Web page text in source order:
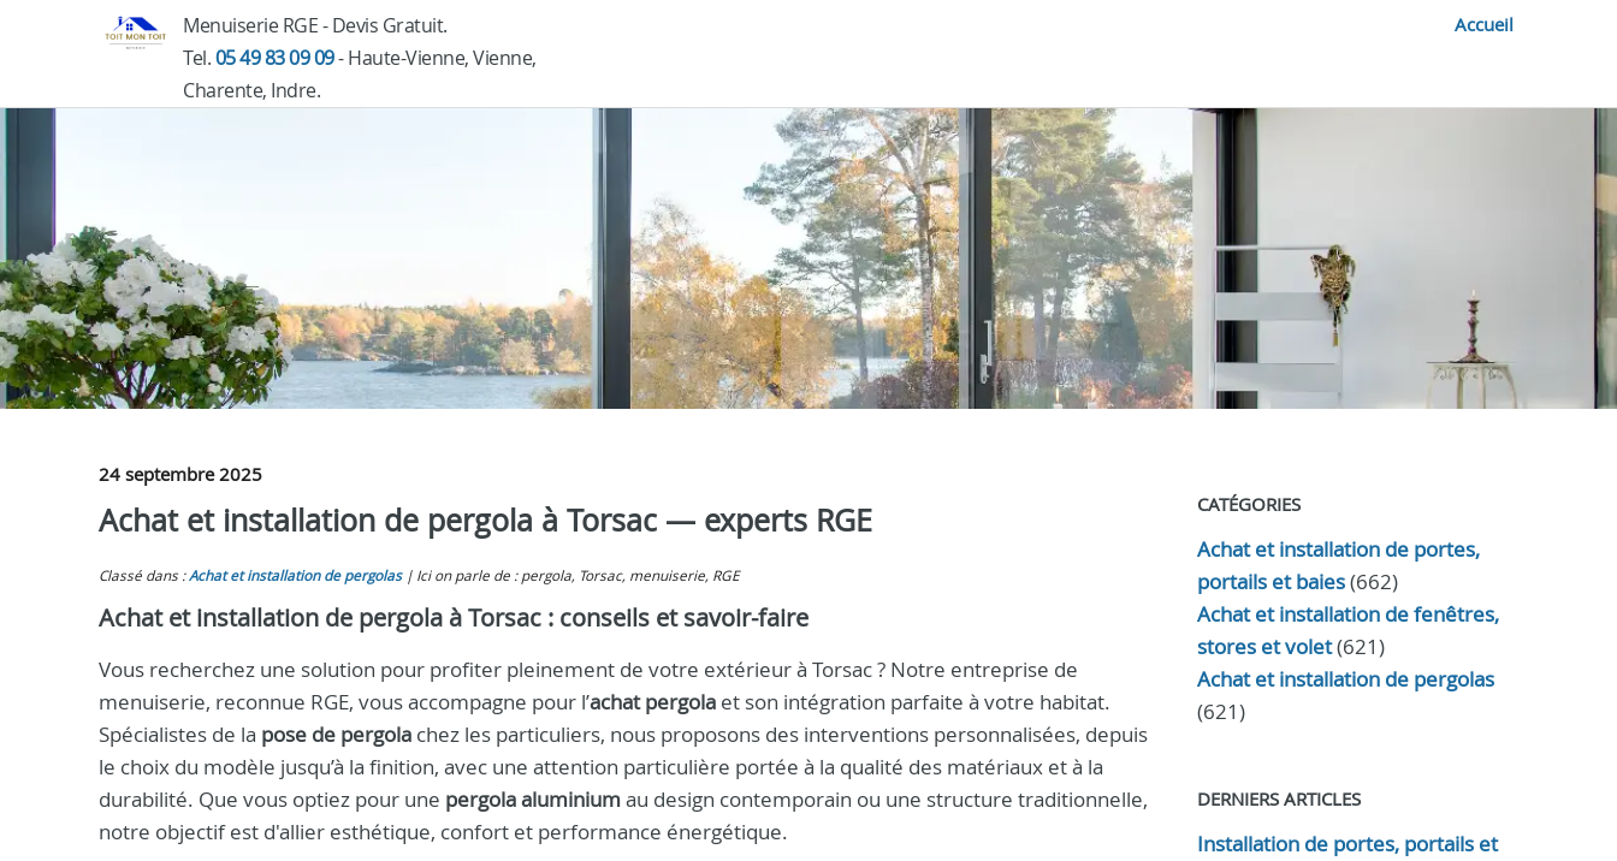
Menuiserie RGE - Devis Gratuit.
Tel.05 49 83 09 09- Haute-Vienne, Vienne,
Charente, Indre.
Accueil
24 septembre 2025
Achat et installation de pergola à Torsac — experts RGE
Classé dans :Achat et installation de pergolas Ici on parle de : pergola, Torsac, menuiserie, RGE
Achat et installation de pergola à Torsac : conseils et savoir-faire
Vous recherchez une solution pour profiter pleinement de votre extérieur à Torsac ? Notre entreprise de
menuiserie, reconnue RGE, vous accompagne pour l’achat pergola et son intégration parfaite à votre habitat.
Spécialistes de la pose de pergola chez les particuliers, nous proposons des interventions personnalisées, depuis
le choix du modèle jusqu’à la finition, avec une attention particulière portée à la qualité des matériaux et à la
durabilité. Que vous optiez pour une pergola aluminiumau design contemporain ou une structure traditionnelle,
notre objectif est d'allier esthétique, confort et performance énergétique.
CATÉGORIES
Achat et installation de portes,
portails et baies(662)
Achat et installation de fenêtres,
stores et volet(621)
Achat et installation de pergolas
(621)
DERNIERS ARTICLES
Installation de portes, portails et